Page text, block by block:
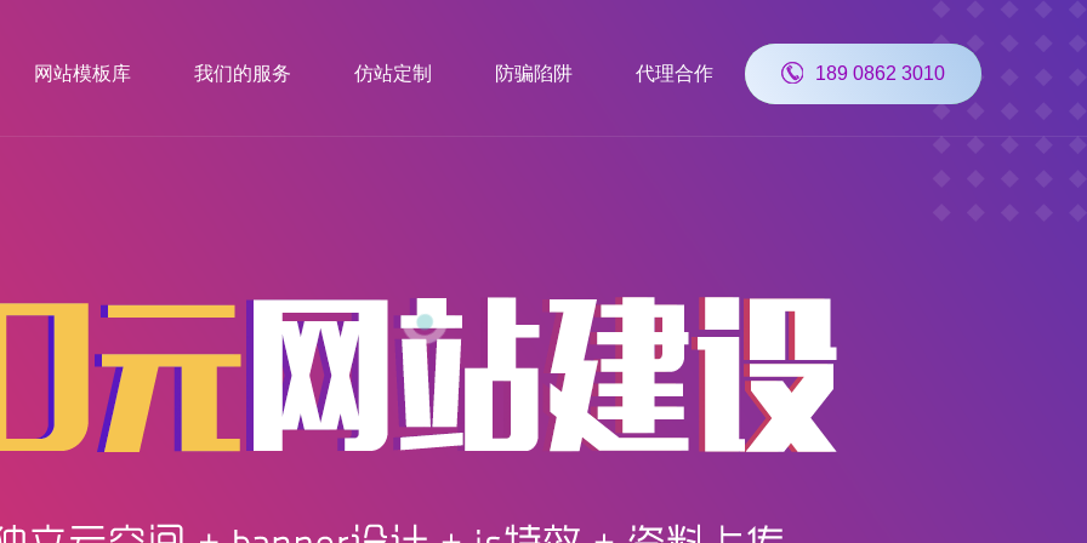
网站模板库 我们的服务 仿站定制 防骗陷阱 代理合作 189 0862 3010